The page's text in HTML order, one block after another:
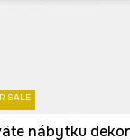
SALE